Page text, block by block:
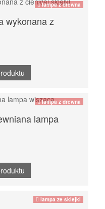
lampa z drewna
wykonana z
lampa z drewna
lampa
lampa ze sklejki